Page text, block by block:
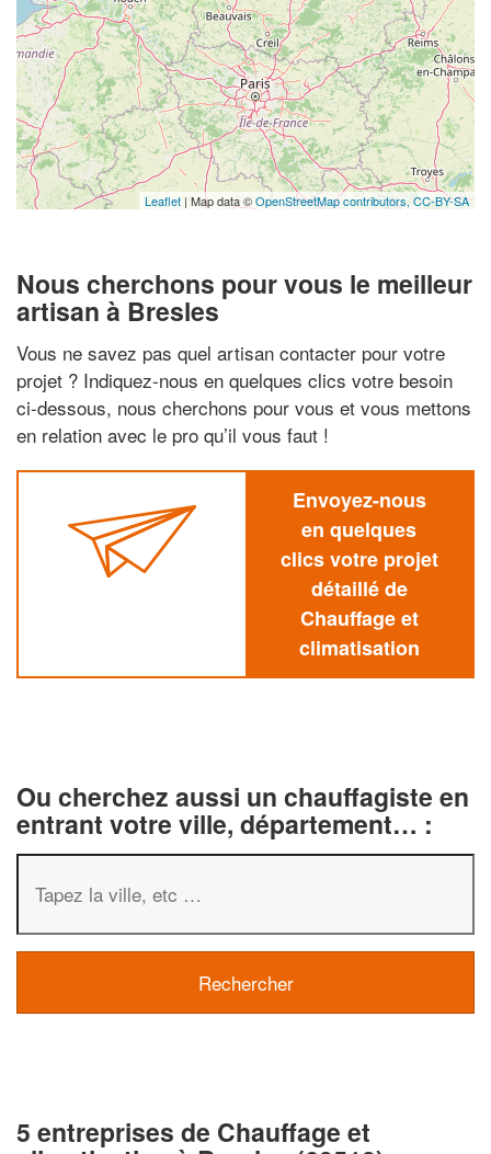
Leaflet | Map data ©OpenStreetMap contributors, CC-BY-SA
Nous cherchons pour vous le meilleur
artisan à Bresles
Vous ne savez pas quel artisan contacter pour votre
projet ? Indiquez-nous en quelques clics votre besoin
ci-dessous, nous cherchons pour vous et vous mettons
en relation avec le pro qu’il vous faut !
Envoyez-nous
en quelques
clics votre projet
détaillé de
Chauffage et
climatisation
Ou cherchez aussi un chauffagiste en
entrant votre ville, département… :
5 entreprises de Chauffage et